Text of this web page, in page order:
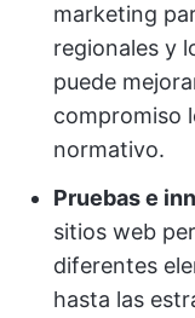
marketing
regionales y
puede
compromiso
normativo.
Pruebas e
sitios web
diferentes
hasta las